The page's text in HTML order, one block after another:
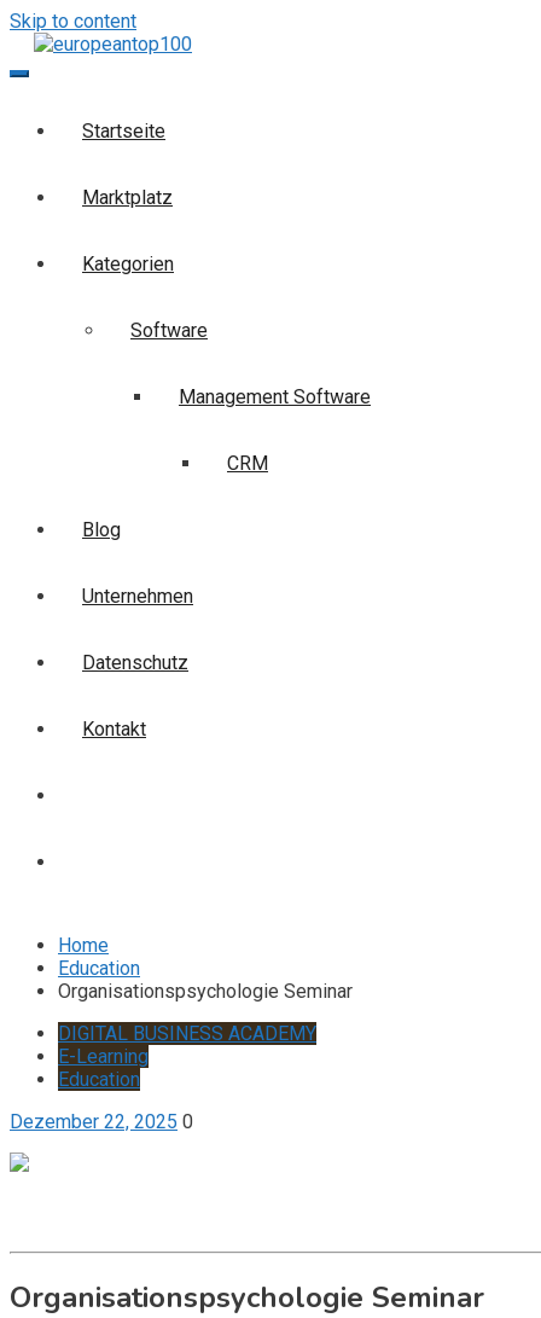
Skip to content
Startseite
Marktplatz
Kategorien
Software
Management Software
CRM
Blog
Unternehmen
Datenschutz
Kontakt
Home
Education
Organisationspsychologie Seminar
DIGITAL BUSINESS ACADEMY
E-Learning
Education
Dezember 22, 2025 0
Organisationspsychologie Seminar